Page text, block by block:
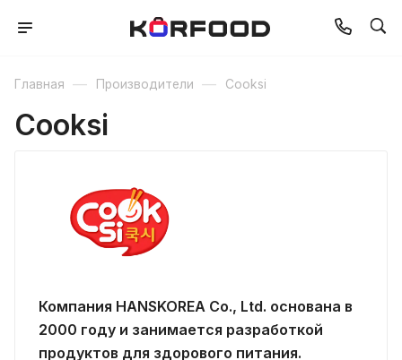
Главная — Производители — Cooksi
Cooksi
Компания HANSKOREA Co., Ltd. основана в
2000 году и занимается разработкой
продуктов для здорового питания.